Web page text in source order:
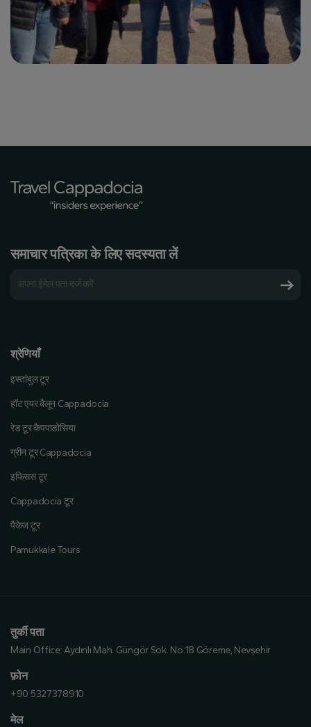
समाचार पत्रिका के लिए सदस्यता लें
श्रेणियाँ
इस्तांबुल टूर
हॉट एयर बैलून Cappadocia
रेड टूर कैपपाडोसिया
ग्रीन टूर Cappadocia
इफिसस टूर
Cappadocia टूर
पैकेज टूर
Pamukkale Tours
तुर्की पता
Main Office:Aydınlı Mah. Güngör Sok. No:18 Göreme, Nevşehir
फ़ोन
+90 5327378910
मेल